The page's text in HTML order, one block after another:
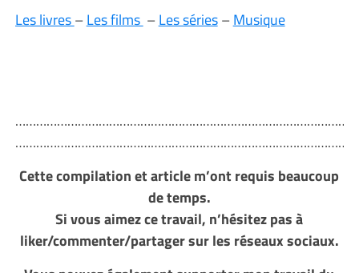
Les livres–Les films –Les séries–Musique
Cette compilation et article m’ont requis beaucoup
de temps.
Si vous aimez ce travail, n’hésitez pas à
liker/commenter/partager sur les réseaux sociaux.